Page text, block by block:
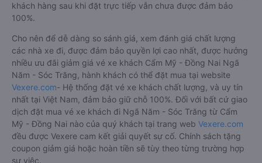
khách hàng sau khi đặt trực tiếp vẫn chưa được đảm bảo
100%.
Cho nên để dễ dàng so sánh giá, xem đánh giá chất lượng
các nhà xe đi, được đảm bảo quyền lợi cao nhất, được hưởng
nhiều ưu đãi giảm giá vé xe khách Cẩm Mỹ - Đồng Nai Ngã
Năm - Sóc Trăng, hành khách có thể đặt mua tại website
Vexere.com- Hệ thống đặt vé xe khách chất lượng, và uy tín
nhất tại Việt Nam, đảm bảo giữ chỗ 100%. Đối với bất cứ giao
dịch đặt mua vé xe khách đi Ngã Năm - Sóc Trăng từ Cẩm
Mỹ - Đồng Nai nào của quý khách tại trang web Vexere.com
đều được Vexere cam kết giải quyết sự cố. Chính sách tặng
coupon giảm giá hoặc hoàn tiền sẽ tùy theo từng trường hợp
sự việc.